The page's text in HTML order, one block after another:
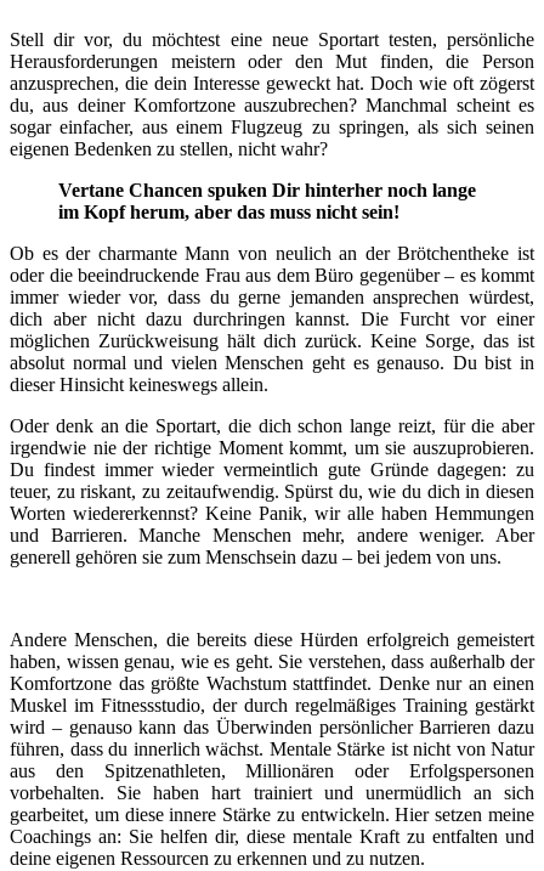
Stell dir vor, du möchtest eine neue Sportart testen, persönliche
Herausforderungen meistern oder den Mut finden, die Person
anzusprechen, die dein Interesse geweckt hat. Doch wie oft zögerst
du, aus deiner Komfortzone auszubrechen? Manchmal scheint es
sogar einfacher, aus einem Flugzeug zu springen, als sich seinen
eigenen Bedenken zu stellen, nicht wahr?
Vertane Chancen spuken Dir hinterher noch lange
im Kopf herum, aber das muss nicht sein!
Ob es der charmante Mann von neulich an der Brötchentheke ist
oder die beeindruckende Frau aus dem Büro gegenüber – es kommt
immer wieder vor, dass du gerne jemanden ansprechen würdest,
dich aber nicht dazu durchringen kannst. Die Furcht vor einer
möglichen Zurückweisung hält dich zurück. Keine Sorge, das ist
absolut normal und vielen Menschen geht es genauso. Du bist in
dieser Hinsicht keineswegs allein.
Oder denk an die Sportart, die dich schon lange reizt, für die aber
irgendwie nie der richtige Moment kommt, um sie auszuprobieren.
Du findest immer wieder vermeintlich gute Gründe dagegen: zu
teuer, zu riskant, zu zeitaufwendig. Spürst du, wie du dich in diesen
Worten wiedererkennst? Keine Panik, wir alle haben Hemmungen
und Barrieren. Manche Menschen mehr, andere weniger. Aber
generell gehören sie zum Menschsein dazu – bei jedem von uns.
Andere Menschen, die bereits diese Hürden erfolgreich gemeistert
haben, wissen genau, wie es geht. Sie verstehen, dass außerhalb der
Komfortzone das größte Wachstum stattfindet. Denke nur an einen
Muskel im Fitnessstudio, der durch regelmäßiges Training gestärkt
wird – genauso kann das Überwinden persönlicher Barrieren dazu
führen, dass du innerlich wächst. Mentale Stärke ist nicht von Natur
aus den Spitzenathleten, Millionären oder Erfolgspersonen
vorbehalten. Sie haben hart trainiert und unermüdlich an sich
gearbeitet, um diese innere Stärke zu entwickeln. Hier setzen meine
Coachings an: Sie helfen dir, diese mentale Kraft zu entfalten und
deine eigenen Ressourcen zu erkennen und zu nutzen.